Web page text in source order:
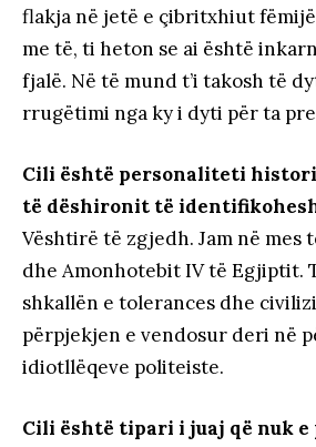
flakja në jetë e çibritxhiut
me të, ti heton se ai është
fjalë. Në të mund t’i takosh të
rrugëtimi nga ky i dyti për ta
Cili është personaliteti
të dëshironit të
Vështirë të zgjedh. Jam në mes
dhe Amonhotebit IV të Egjiptit.
shkallën e tolerances dhe
përpjekjen e vendosur deri në
idiotllëqeve politeiste.
Cili është tipari i juaj që nuk e